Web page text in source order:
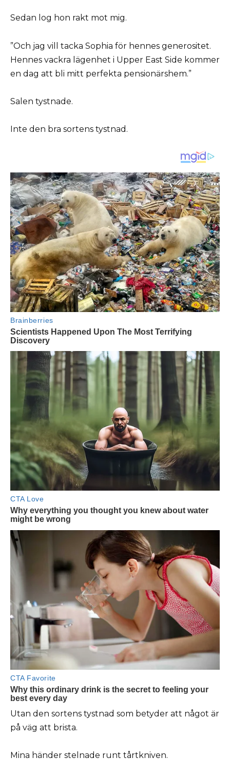
Sedan log hon rakt mot mig.
”Och jag vill tacka Sophia för hennes generositet.
Hennes vackra lägenhet i Upper East Side kommer
en dag att bli mitt perfekta pensionärshem.”
Salen tystnade.
Inte den bra sortens tystnad.
Utan den sortens tystnad som betyder att något är
på väg att brista.
Mina händer stelnade runt tårtkniven.